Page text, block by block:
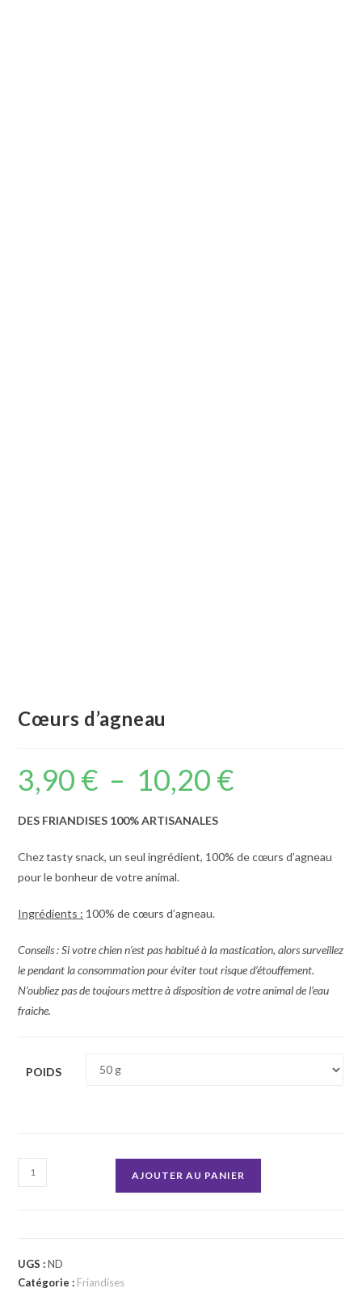
Cœurs d’agneau
3,90 € – 10,20 €Plage
prix :
DES FRIANDISES 100% ARTISANALES
Chez tasty snack, un seul ingrédient, 100% de cœurs d’agneau
pour le bonheur de votre animal.
Ingrédients : 100% de cœurs d’agneau.
Conseils : Si votre chien n’est pas habitué à la mastication, alors surveillez
le pendant la consommation pour éviter tout risque d’étouffement.
N’oubliez pas de toujours mettre à disposition de votre animal de l’eau
fraiche.
POIDS
quantité
de
AJOUTER AU PANIER
UGS :ND
Catégorie : Friandises